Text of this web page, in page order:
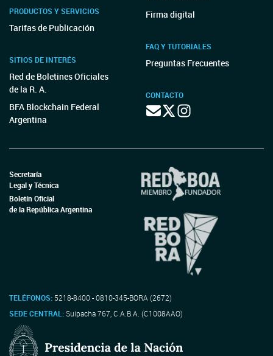
PRODUCTOS Y SERVICIOS
Tarifas de Publicación
SITIOS DE INTERÉS
Red de Boletines Oficiales
de la R. A.
BFA Blockchain Federal
Argentina
Firma digital
FAQ Y TUTORIALES
Preguntas Frecuentes
CONTACTO
Secretaría
Legal y Técnica
Boletín Oficial
de la República Argentina
TELÉFONOS: 5218-8400 - 0810-345-BORA (2672)
SEDE CENTRAL:Suipacha 767, C.A.B.A. (C1008AAO)